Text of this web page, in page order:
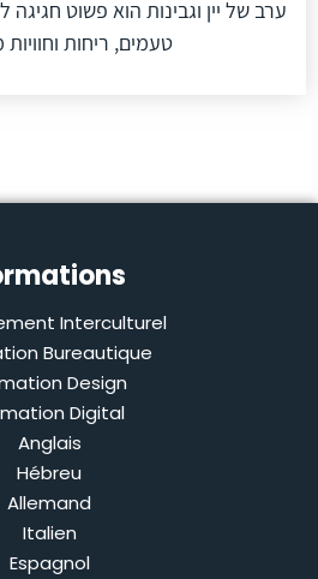
ערב של יין וגבינות הוא פשוט
טעמים, ריחות
Interculturel
Bureautique
Design
Digital
Anglais
Hébreu
Allemand
Italien
Espagnol